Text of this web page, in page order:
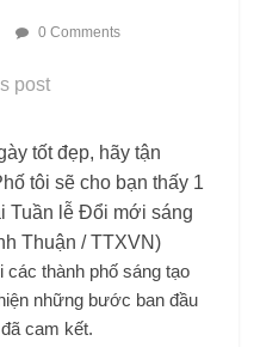
0 Comments
post
Tuần lễ Đổi mới sáng
Thuận / TTXVN)
thành phố sáng tạo
những bước ban đầu
cam kết.